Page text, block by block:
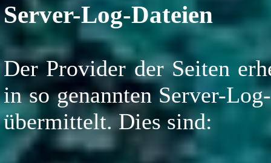
Server-Log-Dateien
Der Provider der Seiten
in so genannten Server-
übermittelt. Dies sind: